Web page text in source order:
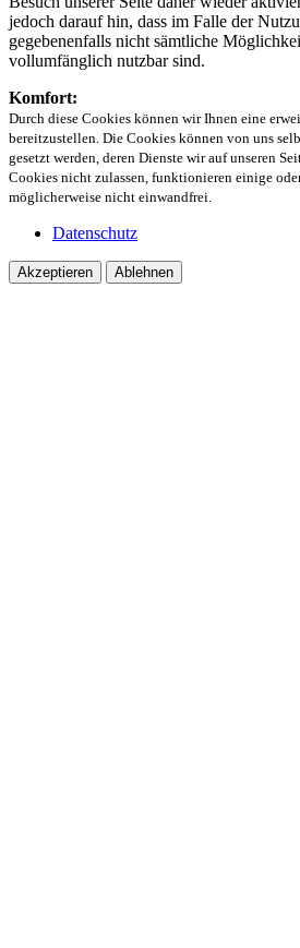
jedoch darauf hin, dass im Falle der
gegebenenfalls nicht sämtliche
vollumfänglich nutzbar sind.
Komfort:
Durch diese Cookies können wir Ihnen eine
bereitzustellen. Die Cookies können von uns
gesetzt werden, deren Dienste wir auf unseren
Cookies nicht zulassen, funktionieren einige
möglicherweise nicht einwandfrei.
Datenschutz
Akzeptieren Ablehnen